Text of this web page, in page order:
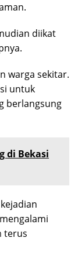
diikat
warga sekitar.
untuk
berlangsung
di Bekasi
terus